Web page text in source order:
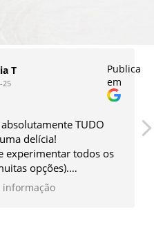
Publicado
em
T
25
TUDO
delícia!
experimentar todos os
opções).
e ao mesmo
vc come e fica
informação